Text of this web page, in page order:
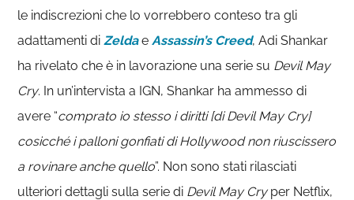
le indiscrezioni che lo vorrebbero conteso tra gli
adattamenti diZeldaeAssassin’s Creed, Adi Shankar
ha rivelato che è in lavorazione una serie su Devil May
Cry. In un’intervista a IGN, Shankar ha ammesso di
avere “comprato io stesso i diritti [di Devil May Cry]
cosicché i palloni gonfiati di Hollywood non riuscissero
a rovinare anche quello”. Non sono stati rilasciati
ulteriori dettagli sulla serie di Devil May Cryper Netflix,